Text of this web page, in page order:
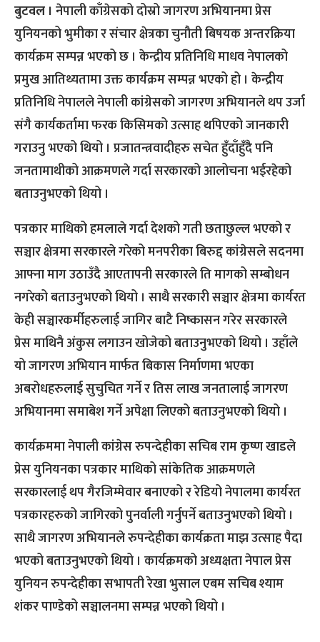
बुटवल । नेपाली काँग्रेसको दोस्रो जागरण अभियानमा प्रेस
युनियनको भुमीका र संचार क्षेत्रका चुनौती बिषयक अन्तरक्रिया
कार्यक्रम सम्पन्न भएको छ । केन्द्रीय प्रतिनिधि माधव नेपालको
प्रमुख आतिथ्यतामा उक्त कार्यक्रम सम्पन्न भएको हो । केन्द्रीय
प्रतिनिधि नेपालले नेपाली कांग्रेसको जागरण अभियानले थप उर्जा
संगै कार्यकर्तामा फरक किसिमको उत्साह थपिएको जानकारी
गराउनु भएको थियो । प्रजातन्त्रवादीहरु सचेत हुँदाँहुँदै पनि
जनतामाथीको आक्रमणले गर्दा सरकारको आलोचना भईरहेको
बताउनुभएको थियो ।
पत्रकार माथिको हमलाले गर्दा देशको गती छताछुल्ल भएको र
सञ्चार क्षेत्रमा सरकारले गरेको मनपरीका बिरुद्द कांग्रेसले सदनमा
आफ्ना माग उठाउँदै आएतापनी सरकारले ति मागको सम्बोधन
नगरेको बताउनुभएको थियो । साथै सरकारी सञ्चार क्षेत्रमा कार्यरत
केही सञ्चारकर्मीहरुलाई जागिर बाटै निष्कासन गरेर सरकारले
प्रेस माथिनै अंकुस लगाउन खोजेको बताउनुभएको थियो । उहाँले
यो जागरण अभियान मार्फत बिकास निर्माणमा भएका
अबरोधहरुलाई सुचुचित गर्ने र तिस लाख जनतालाई जागरण
अभियानमा समाबेश गर्ने अपेक्षा लिएको बताउनुभएको थियो ।
कार्यक्रममा नेपाली कांग्रेस रुपन्देहीका सचिब राम कृष्ण खाडले
प्रेस युनियनका पत्रकार माथिको सांकेतिक आक्रमणले
सरकारलाई थप गैरजिम्मेवार बनाएको र रेडियो नेपालमा कार्यरत
पत्रकारहरुको जागिरको पुनर्वाली गर्नुपर्ने बताउनुभएको थियो ।
साथै जागरण अभियानले रुपन्देहीका कार्यक्रता माझ उत्साह पैदा
भएको बताउनुभएको थियो । कार्यक्रमको अध्यक्षता नेपाल प्रेस
युनियन रुपन्देहीका सभापती रेखा भुसाल एबम सचिब श्याम
शंकर पाण्डेको सञ्चालनमा सम्पन्न भएको थियो ।